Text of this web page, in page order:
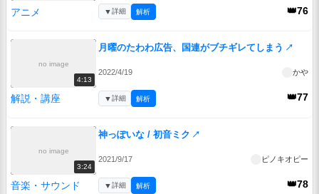
アニメ 👑76
▼詳細 解析
no image
4:13
月曜のたわわ広告、国連がブチギレてしまう ↗
2022/4/19 かや
解説・講座 👑77
▼詳細 解析
no image
3:24
神っぽいな / 初音ミク ↗
2021/9/17 ピノキオピー
音楽・サウンド 👑78
▼詳細 解析